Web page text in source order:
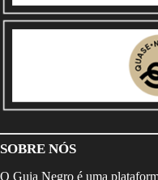
SOBRE NÓS
O Guia Negro é uma